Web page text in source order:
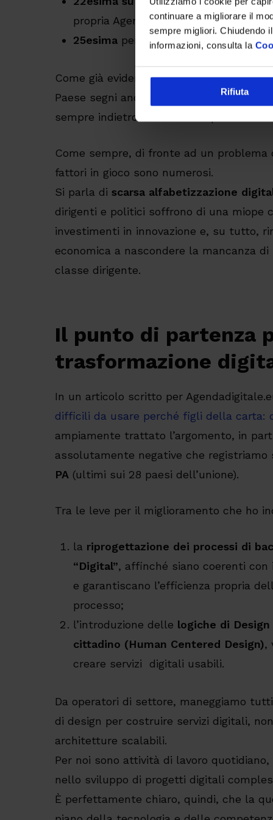
continuare a migliorare il
sempre migliori. Chiudendo
informazioni, consulta la
Rifiuta
propria Agenda Digitale,
25esima per i risultati raggiunti.
Come già evidenziato dal DESI, il nuovo
Paese segni ancora qualche punto nei
sempre indietro nell’effettiva
Come sempre, di fronte ad un
fattori in gioco sono numerosi.
Si parla di scarsa alfabetizzazione
dirigenti e politici soffrono di una miope
investimenti in innovazione e, su tutto,
economica a nascondere la mancanza
classe dirigente.
Il punto di partenza
trasformazione
In un articolo scritto per
difficili da usare perché figli della carta:
ampiamente trattato l’argomento, in
assolutamente negative che registriamo
PA (ultimi sui 28 paesi dell’unione).
Tra le leve per il miglioramento che ho
la riprogettazione dei processi di
“Digital”, affinché siano coerenti
e garantiscano l’efficienza propria
processo;
l’introduzione delle logiche di
cittadino (Human Centered Design),
creare servizi digitali usabili.
Da operatori di settore, maneggiamo
di design per costruire servizi digitali,
architetture scalabili.
Per noi sono attività di lavoro
nello sviluppo di progetti digitali
È perfettamente chiaro, quindi, che la